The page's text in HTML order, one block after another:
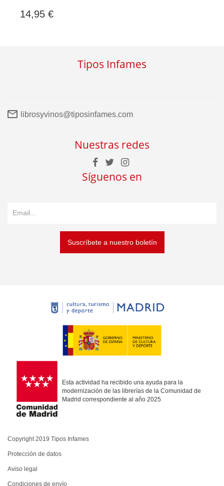
14,95 €
Tipos Infames
librosyvinos@tiposinfames.com
Nuestras redes
Síguenos en
Suscríbete a nuestro boletín
Esta actividad ha recibido una ayuda para la
modernización de las librerías de la Comunidad de
Madrid correspondiente al año 2025
Copyright 2019 Tipos Infames
Protección de datos
Aviso legal
Condiciones de envío